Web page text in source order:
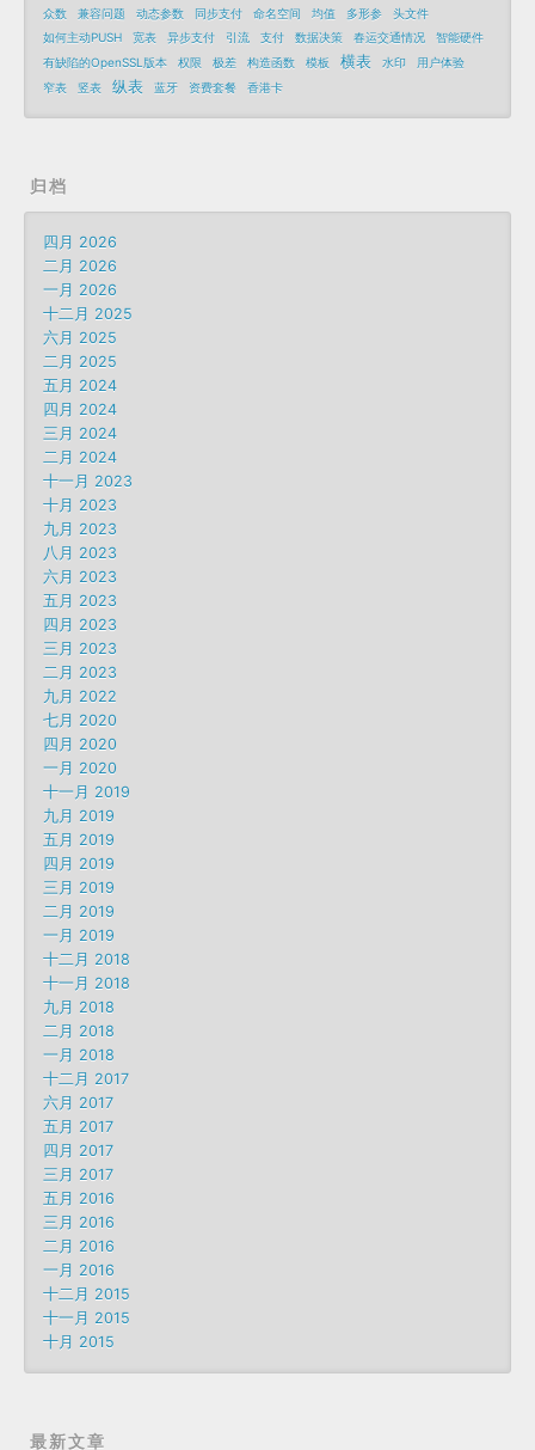
众数 兼容问题 动态参数 同步支付 命名空间 均值 多形参
头文件
如何主动PUSH
宽表 异步支付 引流 支付 数据决策 春运交通情况
智能硬件
有缺陷的OpenSSL版本
权限 极差 构造函数 模板 横表 水印
用户体验
窄表
竖表 纵表 蓝牙 资费套餐 香港卡
归档
四月 2026
二月 2026
一月 2026
十二月 2025
六月 2025
二月 2025
五月 2024
四月 2024
三月 2024
二月 2024
十一月 2023
十月 2023
九月 2023
八月 2023
六月 2023
五月 2023
四月 2023
三月 2023
二月 2023
九月 2022
七月 2020
四月 2020
一月 2020
十一月 2019
九月 2019
五月 2019
四月 2019
三月 2019
二月 2019
一月 2019
十二月 2018
十一月 2018
九月 2018
二月 2018
一月 2018
十二月 2017
六月 2017
五月 2017
四月 2017
三月 2017
五月 2016
三月 2016
二月 2016
一月 2016
十二月 2015
十一月 2015
十月 2015
最新文章